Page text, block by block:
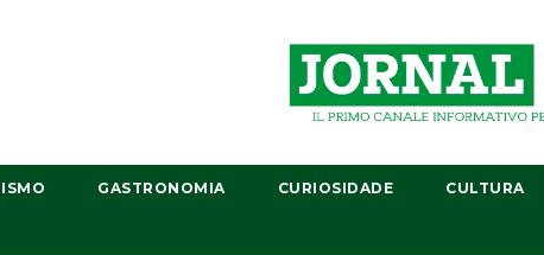
GASTRONOMIA CURIOSIDADE CULTURA